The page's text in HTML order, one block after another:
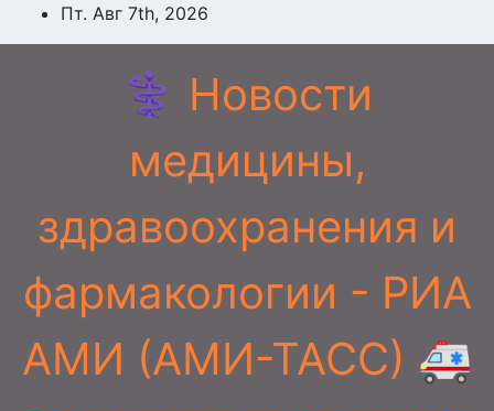
Перейти
к
Пт. Авг 7th, 2026
⚕️ Новости
медицины,
здравоохранения и
фармакологии - РИА
АМИ (АМИ-ТАСС) 🚑